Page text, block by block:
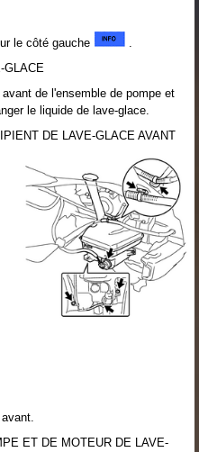
le côté gauche
.
GLACE
de l'ensemble de pompe et
le liquide de lave-glace.
DE LAVE-GLACE AVANT
ET DE MOTEUR DE LAVE-